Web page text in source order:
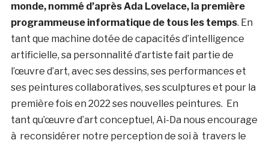
monde, nommé d’après Ada Lovelace, la première
programmeuse informatique de tous les temps. En
tant que machine dotée de capacités d’intelligence
artificielle, sa personnalité d’artiste fait partie de
l’œuvre d’art, avec ses dessins, ses performances et
ses peintures collaboratives, ses sculptures et pour la
première fois en 2022 ses nouvelles peintures. En
tant qu’œuvre d’art conceptuel, Ai-Da nous encourage
à reconsidérer notre perception de soi à travers le